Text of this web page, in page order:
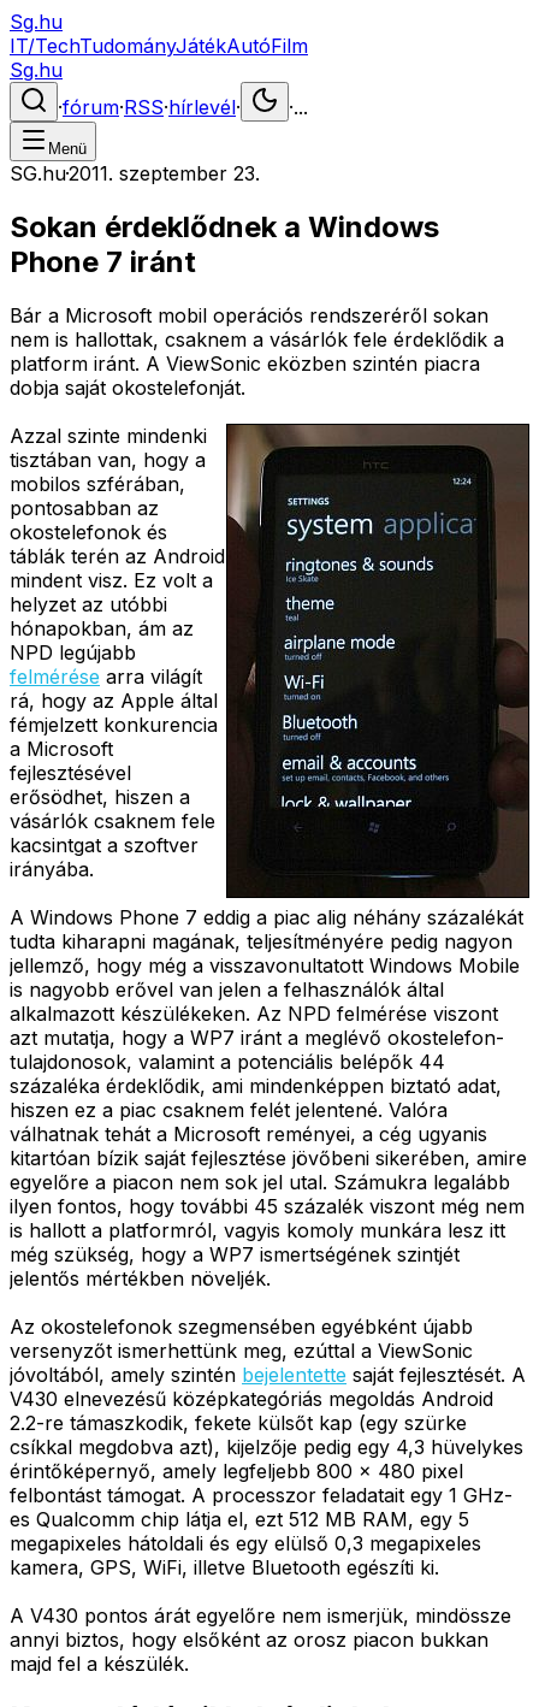
Sg.hu
IT/TechTudományJátékAutóFilm
Sg.hu
·fórum·RSS·hírlevél· ·...
Menü
SG.hu·2011. szeptember 23.
Sokan érdeklődnek a Windows
Phone 7 iránt
Bár a Microsoft mobil operációs rendszeréről sokan
nem is hallottak, csaknem a vásárlók fele érdeklődik a
platform iránt. A ViewSonic eközben szintén piacra
dobja saját okostelefonját.
Azzal szinte mindenki
tisztában van, hogy a
mobilos szférában,
pontosabban az
okostelefonok és
táblák terén az Android
mindent visz. Ez volt a
helyzet az utóbbi
hónapokban, ám az
NPD legújabb
felmérése arra világít
rá, hogy az Apple által
fémjelzett konkurencia
a Microsoft
fejlesztésével
erősödhet, hiszen a
vásárlók csaknem fele
kacsintgat a szoftver
irányába.
A Windows Phone 7 eddig a piac alig néhány százalékát
tudta kiharapni magának, teljesítményére pedig nagyon
jellemző, hogy még a visszavonultatott Windows Mobile
is nagyobb erővel van jelen a felhasználók által
alkalmazott készülékeken. Az NPD felmérése viszont
azt mutatja, hogy a WP7 iránt a meglévő okostelefon-
tulajdonosok, valamint a potenciális belépők 44
százaléka érdeklődik, ami mindenképpen biztató adat,
hiszen ez a piac csaknem felét jelentené. Valóra
válhatnak tehát a Microsoft reményei, a cég ugyanis
kitartóan bízik saját fejlesztése jövőbeni sikerében, amire
egyelőre a piacon nem sok jel utal. Számukra legalább
ilyen fontos, hogy további 45 százalék viszont még nem
is hallott a platformról, vagyis komoly munkára lesz itt
még szükség, hogy a WP7 ismertségének szintjét
jelentős mértékben növeljék.
Az okostelefonok szegmensében egyébként újabb
versenyzőt ismerhettünk meg, ezúttal a ViewSonic
jóvoltából, amely szintén bejelentette saját fejlesztését. A
V430 elnevezésű középkategóriás megoldás Android
2.2-re támaszkodik, fekete külsőt kap (egy szürke
csíkkal megdobva azt), kijelzője pedig egy 4,3 hüvelykes
érintőképernyő, amely legfeljebb 800 x 480 pixel
felbontást támogat. A processzor feladatait egy 1 GHz-
es Qualcomm chip látja el, ezt 512 MB RAM, egy 5
megapixeles hátoldali és egy elülső 0,3 megapixeles
kamera, GPS, WiFi, illetve Bluetooth egészíti ki.
A V430 pontos árát egyelőre nem ismerjük, mindössze
annyi biztos, hogy elsőként az orosz piacon bukkan
majd fel a készülék.